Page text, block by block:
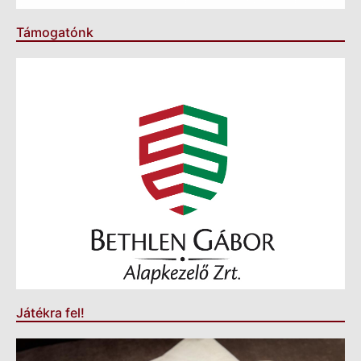
Támogatónk
Játékra fel!